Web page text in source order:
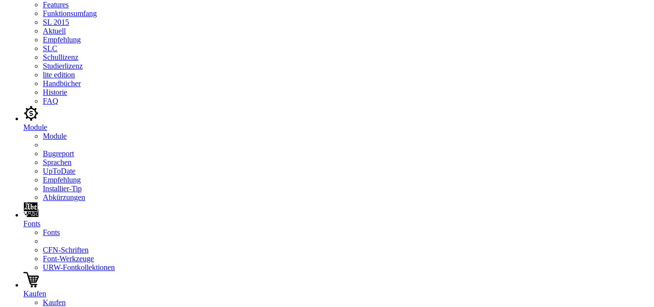
Features
Funktionsumfang
SL 2015
Aktuell
Empfehlung
SLC
Schullizenz
Studierlizenz
lite edition
Handbücher
Historie
FAQ
Module
Module
Bugreport
Sprachen
UpToDate
Empfehlung
Installier-Tip
Abkürzungen
Fonts
Fonts
CFN-Schriften
Font-Werkzeuge
URW-Fontkollektionen
Kaufen
Kaufen